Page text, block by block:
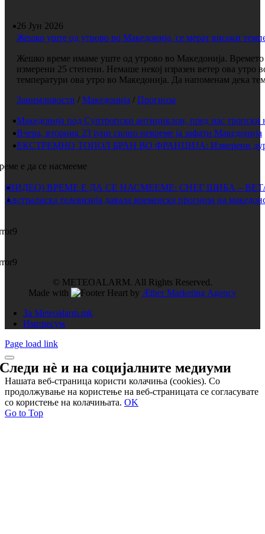
26 Јун 2026
Жешко уште од утрово во Македонија, се мерат високи
Жешко време имаме уште од утрово во Македонија. Времето
измерени 25 степени. Немаше некој изразен ветер ова
температури ова утро во Македонија. Да напоменам дека
Занимливости / Македонија / Прогноза
Македонија под Суптропски антициклон, пред нас тропски
Вчера, вторник 23 јуни силно невреме ја зафати Македонија
ЕКСТРЕМНО ТОПОЛ БРАН ВО ФРАНЦИЈА: Измерени дури
е да се насмееме
(ВИДЕО) ВРЕМЕ Е ДА СЕ НАСМЕЕМЕ: СНЕГ ШИБА –
Австралиска телевизија давала временска прогноза на
© METEOALARM. All Rights Reserved.
Made with
by Æther Marketing Agency
За Meteoalarm.mk
Импресум
Page load link
Следи нѐ и насоцијалните медиуми
Нашата веб-страница користи колачиња (cookies). Со
продолжување на користење на веб-страницата се согласувате
со користење на колачињата. OK
Go to Top